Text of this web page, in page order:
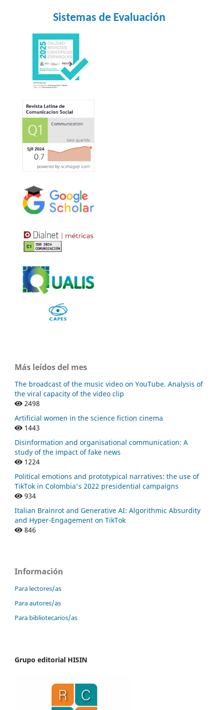
Sistemas de Evaluación
Más leídos del mes
The broadcast of the music video on YouTube. Analysis of
the viral capacity of the video clip
2498
Artificial women in the science fiction cinema
1443
Disinformation and organisational communication: A
study of the impact of fake news
1224
Political emotions and prototypical narratives: the use of
TikTok in Colombia's 2022 presidential campaigns
934
Italian Brainrot and Generative AI: Algorithmic Absurdity
and Hyper-Engagement on TikTok
846
Información
Para lectores/as
Para autores/as
Para bibliotecarios/as
Grupo editorial HISIN